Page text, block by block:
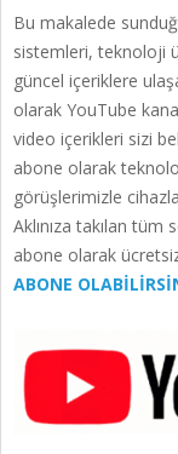
Bu makalede
sistemleri, teknoloji
güncel içeriklere
olarak YouTube
video içerikleri sizi
abone olarak
görüşlerimizle
Aklınıza takılan tüm
abone olarak
ABONE